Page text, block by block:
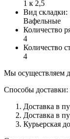
1 к 2,5
Вид складки:
Вафельные
Количество
4
Количество
4
Мы осуществляем
Способы доставки:
Доставка в
Доставка в
Курьерская